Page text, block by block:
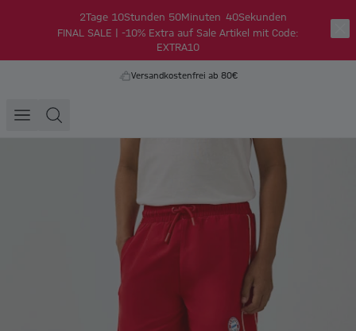
2Tage 10Stunden 50Minuten 40Sekunden
FINAL SALE | -10% Extra auf Sale Artikel mit Code:
EXTRA10
Versandkostenfrei ab 80€